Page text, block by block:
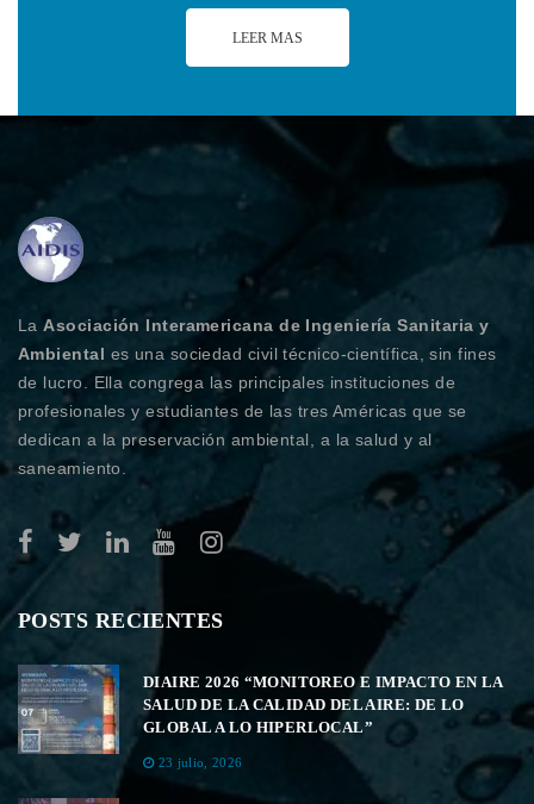
LEER MAS
LaAsociación Interamericana de Ingeniería Sanitaria y
Ambiental es una sociedad civil técnico-científica, sin fines
de lucro. Ella congrega las principales instituciones de
profesionales y estudiantes de las tres Américas que se
dedican a la preservación ambiental, a la salud y al
saneamiento.
POSTS RECIENTES
DIAIRE 2026 “MONITOREO E IMPACTO EN LA
SALUD DE LA CALIDAD DEL AIRE: DE LO
GLOBAL A LO HIPERLOCAL”
23 julio, 2026